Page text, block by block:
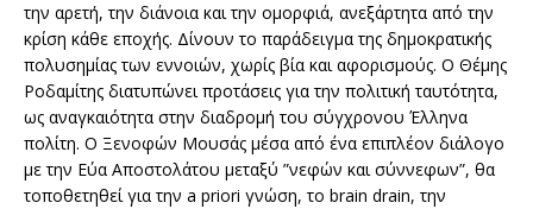
την αρετή, την διάνοια και την ομορφιά, ανεξάρτητα από την
κρίση κάθε εποχής. Δίνουν το παράδειγμα της δημοκρατικής
πολυσημίας των εννοιών, χωρίς βία και αφορισμούς. Ο Θέμης
Ροδαμίτης διατυπώνει προτάσεις για την πολιτική ταυτότητα,
ως αναγκαιότητα στην διαδρομή του σύγχρονου Έλληνα
πολίτη. Ο Ξενοφών Μουσάς μέσα από ένα επιπλέον διάλογο
με την Εύα Αποστολάτου μεταξύ ”νεφών και σύννεφων”, θα
τοποθετηθεί για την a priori γνώση, το brain drain, την